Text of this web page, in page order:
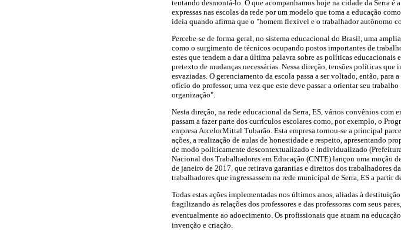
tentando desmontá-lo. O que acompanhamos hoje na cidade da Serra é
expressas nas escolas da rede por um modelo que toma a educação
ideia quando afirma que o "homem flexível e o trabalhador autônomo
Percebe-se de forma geral, no sistema educacional do Brasil, uma
como o surgimento de técnicos ocupando postos importantes de
estes que tendem a dar a última palavra sobre as políticas educacionais
pretexto de mudanças necessárias. Nessa direção, tensões políticas
esvaziadas. O gerenciamento da escola passa a ser voltado, então,
ofício do professor, uma vez que este deve passar a orientar seu
organização".
Nesta direção, na rede educacional da Serra, ES, vários convênios com
passam a fazer parte dos currículos escolares como, por exemplo, o
empresa ArcelorMittal Tubarão. Esta empresa tornou-se a principal
ações, a realização de aulas de honestidade e respeito, apresentando
de modo politicamente descontextualizado e individualizado
Nacional dos Trabalhadores em Educação (CNTE) lançou uma moção
de janeiro de 2017, que retirava garantias e direitos dos trabalhadores
trabalhadores que ingressassem na rede municipal de Serra, ES a partir
Todas estas ações implementadas nos últimos anos, aliadas à
fragilizando as relações dos professores e das professoras com seus
eventualmente ao adoecimento. Os profissionais que atuam na
invenção e criação.